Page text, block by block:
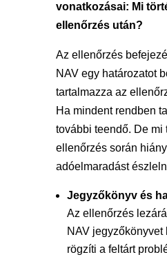
vonatkozásai: Mi
ellenőrzés után?
Az ellenőrzés
NAV egy határozatot
tartalmazza az
Ha mindent rendben
további teendő. De mi
ellenőrzés során
adóelmaradást
Jegyzőkönyv és
Az ellenőrzés
NAV jegyzőkönyvet
rögzíti a feltárt